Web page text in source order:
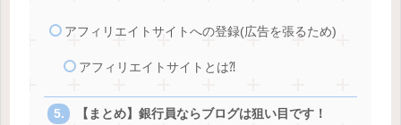
アフィリエイトサイトへの登録(広告を張るため)
アフィリエイトサイトとは⁈
【まとめ】銀行員ならブログは狙い目です！